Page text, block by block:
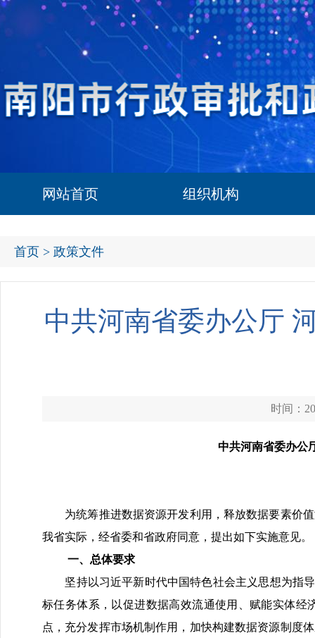
网站首页 组织机构
首页 > 政策文件
中共河南省委办公厅
时间：
中共河南省委办公
为统筹推进数据资源开发利用，释放数据要素价值
我省实际，经省委和省政府同意，提出如下实施意见。
一、总体要求
坚持以习近平新时代中国特色社会主义思想为指导
标任务体系，以促进数据高效流通使用、赋能实体经
点，充分发挥市场机制作用，加快构建数据资源制度